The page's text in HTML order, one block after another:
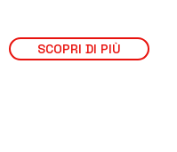
SCOPRI DI PIÙ